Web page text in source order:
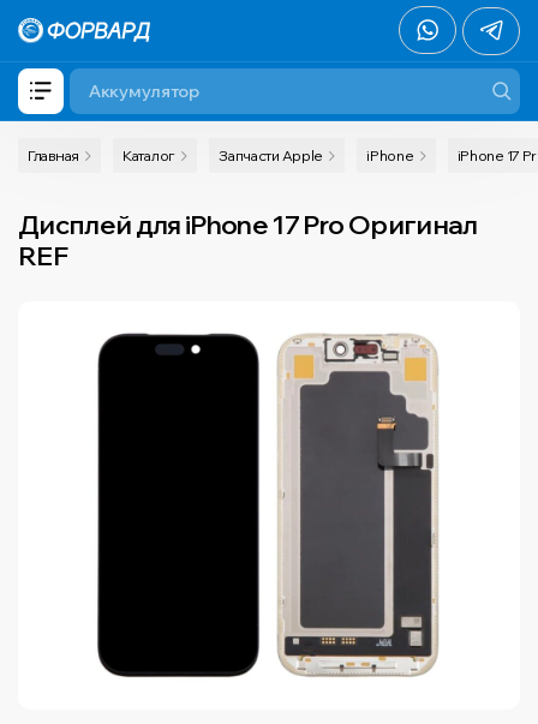
Главная Каталог Запчасти Apple iPhone iPhone 17
Дисплей для iPhone 17 Pro Оригинал
REF